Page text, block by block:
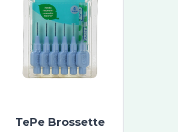
TePe Brossette